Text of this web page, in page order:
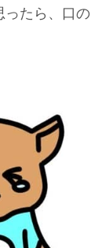
たら、口